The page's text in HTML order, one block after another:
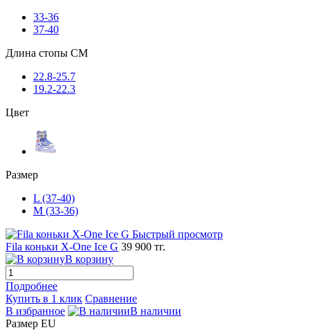
33-36
37-40
Длина стопы CM
22.8-25.7
19.2-22.3
Цвет
Размер
L (37-40)
M (33-36)
Быстрый просмотр
Fila коньки X-One Ice G 39 900 тг.
В корзину
Подробнее
Купить в 1 клик Сравнение
В избранное
В наличии
Размер EU